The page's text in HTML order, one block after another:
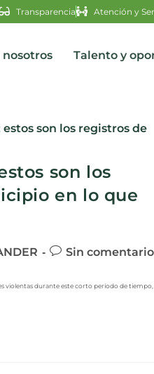
Transparencia Atención y
nosotros Talento y
son los
en lo que
Sin
violentas durante este corto período de tiempo,